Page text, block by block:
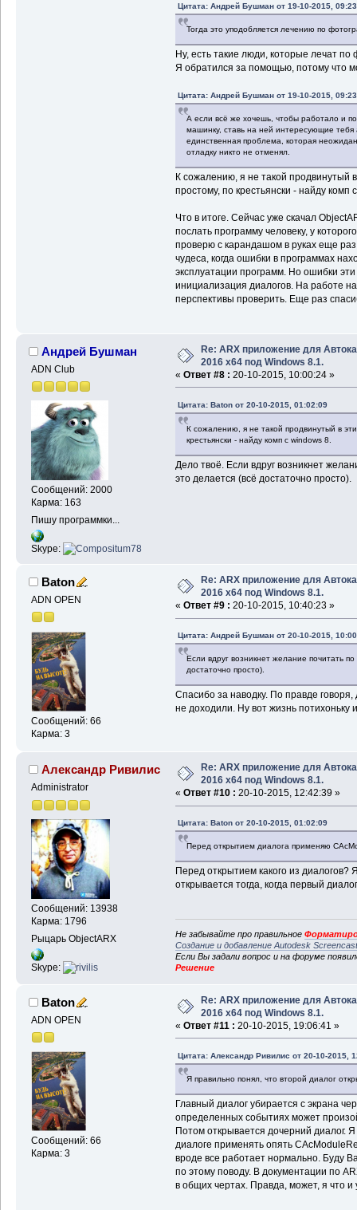
Цитата: Андрей Бушман от 19-10-2015,
Тогда это уподобляется лечению по
Ну, есть такие люди, которые лечат
Я обратился за помощью, потому что
Цитата: Андрей Бушман от 19-10-2015,
А если всё же хочешь, чтобы работало и
машинку, ставь на ней интересующие
единственная проблема, которая
отладку никто не отменял.
К сожалению, я не такой продвинутый
простому, по крестьянски - найду комп
Что в итоге. Сейчас уже скачал
послать программу человеку, у
проверю с карандашом в руках еще
чудеса, когда ошибки в программах
эксплуатации программ. Но ошибки
инициализация диалогов. На работе
перспективы проверить. Еще раз
Андрей Бушман
ADN Club
Сообщений: 2000
Карма: 163
Пишу программки...
Skype:
Re: ARX приложение для
2016 x64 под Windows 8.1.
« Ответ #8 : 20-10-2015, 10:00:24 »
Цитата: Baton от 20-10-2015, 01:02:09
К сожалению, я не такой продвинутый в
крестьянски - найду комп с windows 8.
Дело твоё. Если вдруг возникнет
это делается (всё достаточно просто).
Baton
ADN OPEN
Сообщений: 66
Карма: 3
Re: ARX приложение для
2016 x64 под Windows 8.1.
« Ответ #9 : 20-10-2015, 10:40:23 »
Цитата: Андрей Бушман от 20-10-2015,
Если вдруг возникнет желание почитать
достаточно просто).
Спасибо за наводку. По правде
не доходили. Ну вот жизнь потихоньку
Александр Ривилис
Administrator
Сообщений: 13938
Карма: 1796
Рыцарь ObjectARX
Skype:
Re: ARX приложение для
2016 x64 под Windows 8.1.
« Ответ #10 : 20-10-2015, 12:42:39 »
Цитата: Baton от 20-10-2015, 01:02:09
Перед открытием диалога применяю
Перед открытием какого из диалогов?
открывается тогда, когда первый
Не забывайте про правильное
Создание и добавление Autodesk
Если Вы задали вопрос и на форуме
Решение
Baton
ADN OPEN
Сообщений: 66
Карма: 3
Re: ARX приложение для
2016 x64 под Windows 8.1.
« Ответ #11 : 20-10-2015, 19:06:41 »
Цитата: Александр Ривилис от 20-10-2015,
Я правильно понял, что второй диалог
Главный диалог убирается с экрана
определенных событиях может
Потом открывается дочерний диалог.
диалоге применять опять
вроде все работает нормально. Буду
по этому поводу. В документации по
в общих чертах. Правда, может, я что и